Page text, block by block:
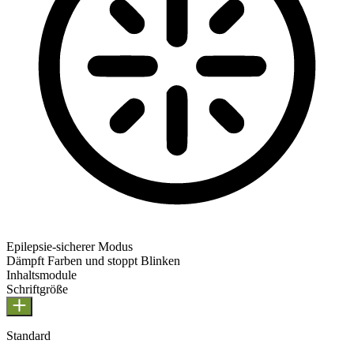
Epilepsie-sicherer Modus
Dämpft Farben und stoppt Blinken
Epilepsie-sicherer Modus
Inhaltsmodule
Schriftgröße
Standard